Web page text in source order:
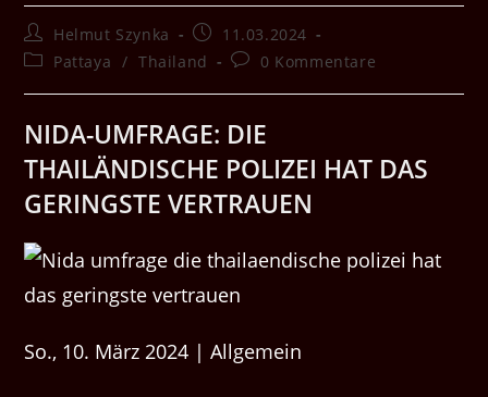
Beitrags-
Autor:
Helmut Szynka
Beitrag
veröffentlicht:
11.03.2024
Beitrags-
Pattaya / Thailand
Beitrags-
0 Kommentare
NIDA-UMFRAGE: DIE
THAILÄNDISCHE POLIZEI HAT DAS
GERINGSTE VERTRAUEN
So., 10. März 2024 | Allgemein